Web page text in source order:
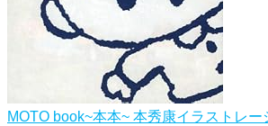
MOTO book~本本~ 本秀康イラストレー